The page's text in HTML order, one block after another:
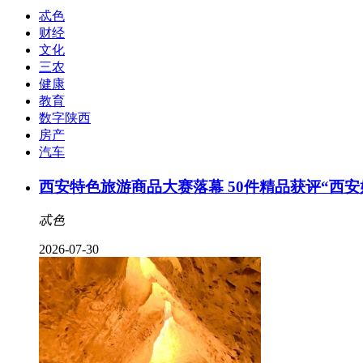
忒色
财经
文化
三农
健康
教育
数字陕西
房产
汽车
西安特色旅游商品大赛落幕 50件精品获评“西
忒色
2026-07-30